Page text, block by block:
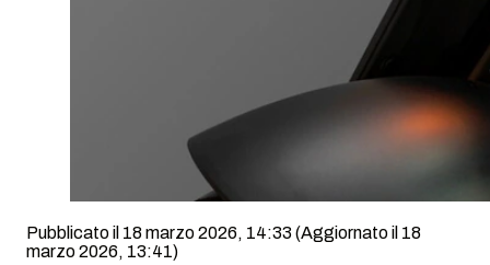
Pubblicato il 18 marzo 2026, 14:33 (Aggiornato il 18
marzo 2026, 13:41)